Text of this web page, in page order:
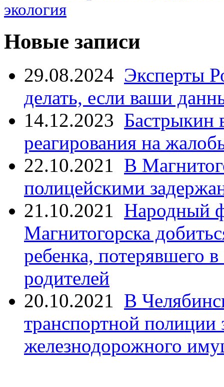
экология
Новые записи
29.08.2024 Эксперты
делать, если ваши
14.12.2023 Бастрыкин
реагирования на
22.10.2021 В
полицейскими
21.10.2021 Народный
Магнитогорска
ребенка, потерявшего
родителей
20.10.2021 В
транспортной
железнодорожного